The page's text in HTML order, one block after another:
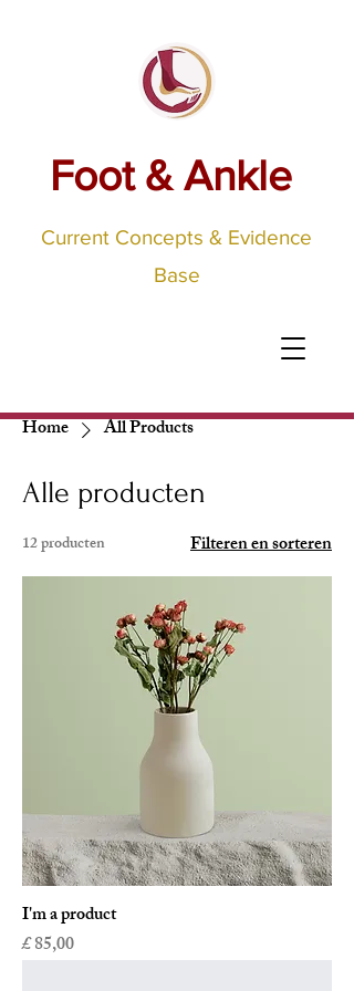
Foot & Ankle
Current Concepts & Evidence
Base
Home All Products
Alle producten
12 producten Filteren en sorteren
I'm a product
Prijs
£ 85,00